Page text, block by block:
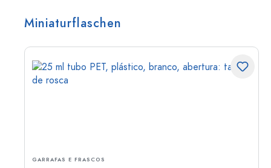
Miniaturflaschen
GARRAFAS E FRASCOS